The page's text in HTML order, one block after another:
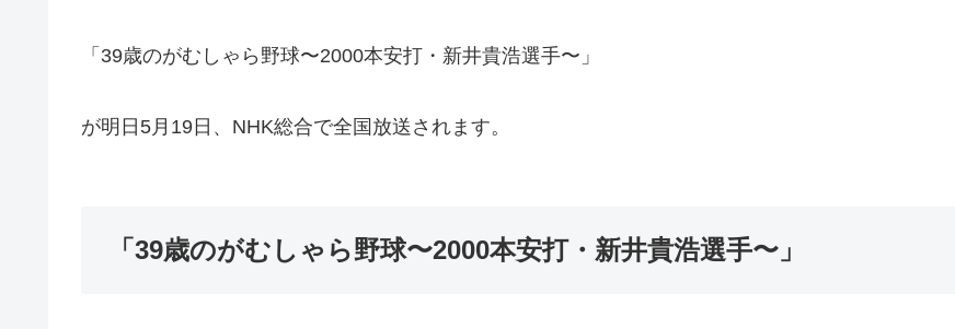
「39歳のがむしゃら野球〜2000本安打・新井貴浩選手〜」
が明日5月19日、NHK総合で全国放送されます。
「39歳のがむしゃら野球〜2000本安打・新井貴浩選手〜」